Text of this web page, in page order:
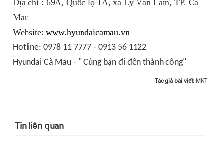
Địa chỉ : 69A, Quốc lộ 1A, xã Lý Văn Lâm, TP. Cà
Mau
Website: www.hyundaicamau.vn
Hotline: 0978 11 7777 - 0913 56 1122
Hyundai Cà Mau - " Cùng bạn đi đến thành công"
Tác giả bài viết: MKT
Tin liên quan